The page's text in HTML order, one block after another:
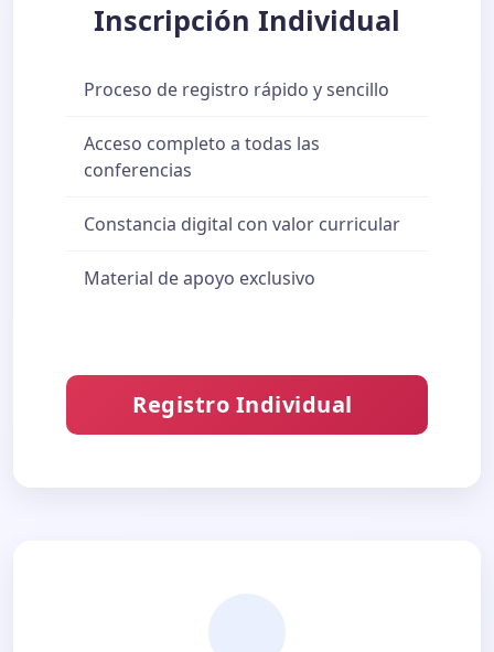
Inscripción Individual
Proceso de registro rápido y sencillo
Acceso completo a todas las
conferencias
Constancia digital con valor curricular
Material de apoyo exclusivo
Registro Individual